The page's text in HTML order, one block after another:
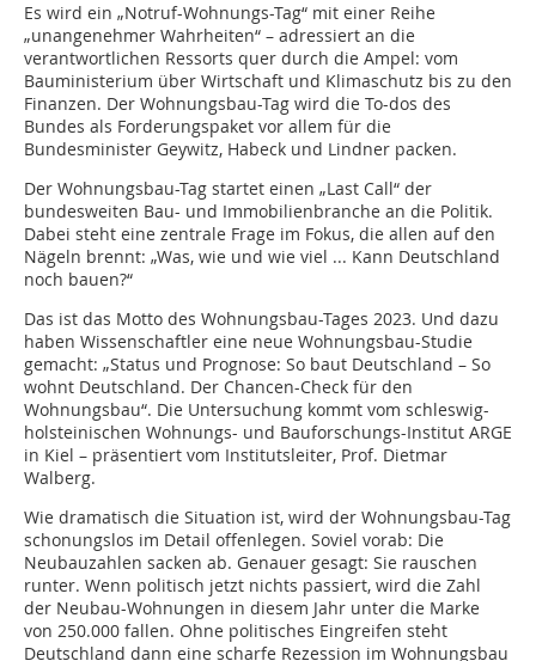
Es wird ein „Notruf-Wohnungs-Tag“ mit einer Reihe
„unangenehmer Wahrheiten“ – adressiert an die
verantwortlichen Ressorts quer durch die Ampel: vom
Bauministerium über Wirtschaft und Klimaschutz bis zu den
Finanzen. Der Wohnungsbau-Tag wird die To-dos des
Bundes als Forderungspaket vor allem für die
Bundesminister Geywitz, Habeck und Lindner packen.
Der Wohnungsbau-Tag startet einen „Last Call“ der
bundesweiten Bau- und Immobilienbranche an die Politik.
Dabei steht eine zentrale Frage im Fokus, die allen auf den
Nägeln brennt: „Was, wie und wie viel ... Kann Deutschland
noch bauen?“
Das ist das Motto des Wohnungsbau-Tages 2023. Und dazu
haben Wissenschaftler eine neue Wohnungsbau-Studie
gemacht: „Status und Prognose: So baut Deutschland – So
wohnt Deutschland. Der Chancen-Check für den
Wohnungsbau“. Die Untersuchung kommt vom schleswig-
holsteinischen Wohnungs- und Bauforschungs-Institut ARGE
in Kiel – präsentiert vom Institutsleiter, Prof. Dietmar
Walberg.
Wie dramatisch die Situation ist, wird der Wohnungsbau-Tag
schonungslos im Detail offenlegen. Soviel vorab: Die
Neubauzahlen sacken ab. Genauer gesagt: Sie rauschen
runter. Wenn politisch jetzt nichts passiert, wird die Zahl
der Neubau-Wohnungen in diesem Jahr unter die Marke
von 250.000 fallen. Ohne politisches Eingreifen steht
Deutschland dann eine scharfe Rezession im Wohnungsbau